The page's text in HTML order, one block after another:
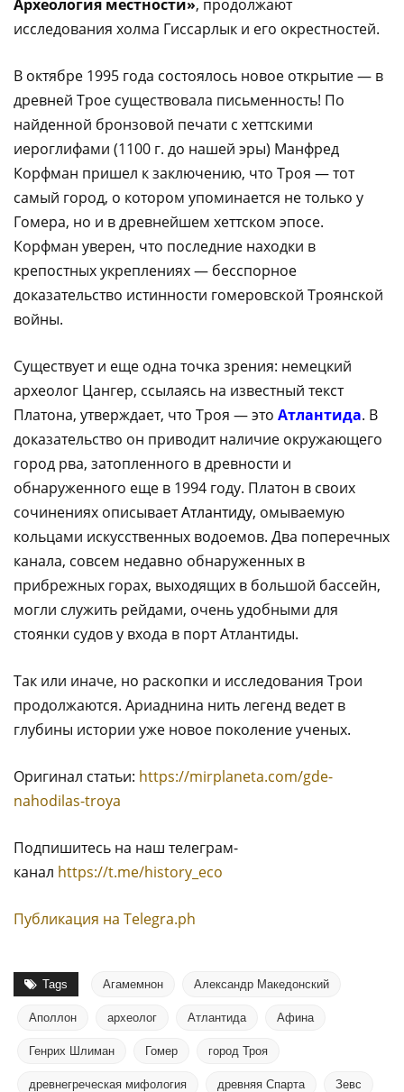
Археология местности», продолжают
исследования холма Гиссарлык и его окрестностей.
В октябре 1995 года состоялось новое открытие — в
древней Трое существовала письменность! По
найденной бронзовой печати с хеттскими
иероглифами (1100 г. до нашей эры) Манфред
Корфман пришел к заключению, что Троя — тот
самый город, о котором упоминается не только у
Гомера, но и в древнейшем хеттском эпосе.
Корфман уверен, что последние находки в
крепостных укреплениях — бесспорное
доказательство истинности гомеровской Троянской
войны.
Существует и еще одна точка зрения: немецкий
археолог Цангер, ссылаясь на известный текст
Платона, утверждает, что Троя — это Атлантида. В
доказательство он приводит наличие окружающего
город рва, затопленного в древности и
обнаруженного еще в 1994 году. Платон в своих
сочинениях описываетАтлантиду, омываемую
кольцами искусственных водоемов. Два поперечных
канала, совсем недавно обнаруженных в
прибрежных горах, выходящих в большой бассейн,
могли служить рейдами, очень удобными для
стоянки судов у входа в порт Атлантиды.
Так или иначе, но раскопки и исследования Трои
продолжаются. Ариаднина нить легенд ведет в
глубины истории уже новое поколение ученых.
Оригинал статьи: https://mirplaneta.com/gde-
nahodilas-troya
Подпишитесь на наш телеграм-
канал https://t.me/history_eco
Публикация на Тelegra.ph
Tags Агамемнон Александр Македонский
Аполлон археолог Атлантида Афина
Генрих Шлиман Гомер город Троя
древнегреческая мифология древняя Спарта Зевс